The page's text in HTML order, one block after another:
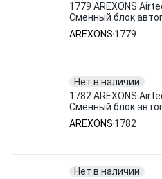
1779 AREXONS
Сменный блок
шт
AREXONS 1779
Нет в наличии
1782 AREXONS
Сменный блок
чай'. 8мл.
AREXONS 1782
Нет в наличии